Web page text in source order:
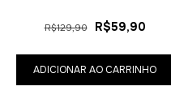
R$129,90 R$59,90
ADICIONAR AO CARRINHO